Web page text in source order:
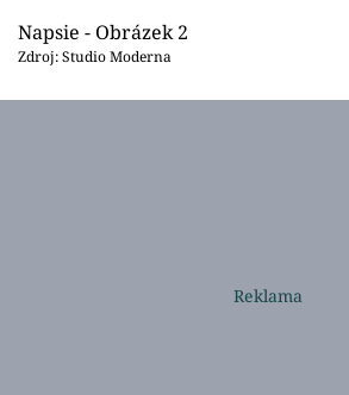
Napsie - Obrázek 2
Zdroj: Studio Moderna